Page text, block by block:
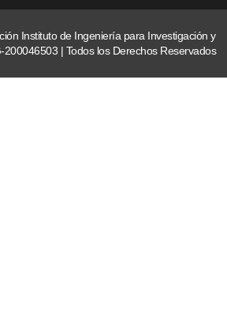
Instituto de Ingeniería para Investigación y
200046503 | Todos los Derechos Reservados